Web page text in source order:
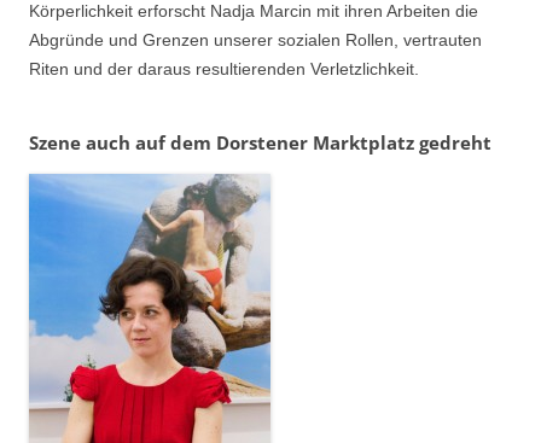
Körperlichkeit erforscht Nadja Marcin mit ihren Arbeiten die
Abgründe und Grenzen unserer sozialen Rollen, vertrauten
Riten und der daraus resultierenden Verletzlichkeit.
Szene auch auf dem Dorstener Marktplatz gedreht